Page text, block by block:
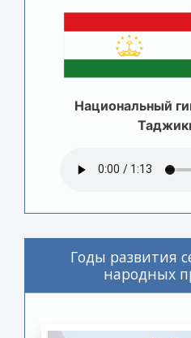
Национальный
Годы развития
народных